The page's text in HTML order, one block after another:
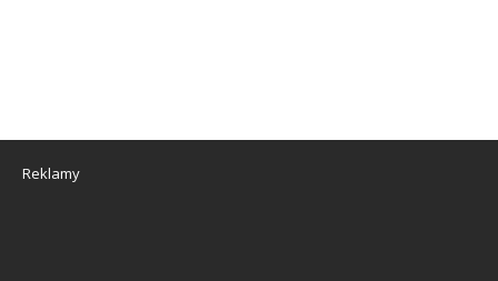
Reklamy